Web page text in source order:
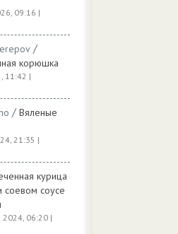
09:16 |
/
корюшка
11:42 |
/ Вяленые
21:35 |
курица
соевом соусе
2024, 06:20 |